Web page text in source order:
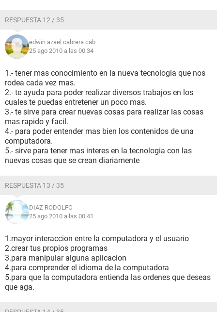
RESPUESTA 12 / 35
edwin azael cabrera cab
25 ago 2010 a las 00:34
1.- tener mas conocimiento en la nueva tecnologia que nos
rodea cada vez mas.
2.- te ayuda para poder realizar diversos trabajos en los
cuales te puedas entretener un poco mas.
3.- te sirve para crear nuevas cosas para realizar las cosas
mas rapido y facil.
4.- para poder entender mas bien los contenidos de una
computadora.
5.- sirve para tener mas interes en la tecnologia con las
nuevas cosas que se crean diariamente
RESPUESTA 13 / 35
DIAZ RODOLFO
25 ago 2010 a las 00:41
1.mayor interaccion entre la computadora y el usuario
2.crear tus propios programas
3.para manipular alguna aplicacion
4.para comprender el idioma de la computadora
5.para que la computadora entienda las ordenes que deseas
que aga.